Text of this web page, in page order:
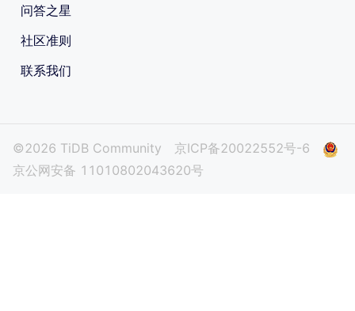
问答之星
社区准则
联系我们
©2026 TiDB Community
京ICP备20022552号-6
京公网安备 11010802043620号